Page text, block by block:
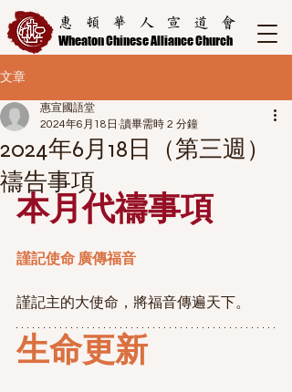
惠頓華人宣道會
Wheaton Chinese Alliance Church
文章
2024年6月18日（第三週）
禱告事項
惠宣國語堂
2024年6月18日 讀畢需時 2 分鐘
本月代禱事項
謹記使命 廣傳福音
謹記主的大使命，將福音傳遍天下。
生命更新